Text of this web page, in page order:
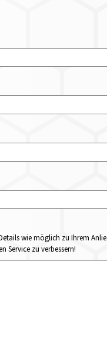
wie möglich zu Ihrem
Service zu verbessern!